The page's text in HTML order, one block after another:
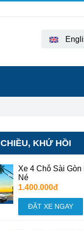
KHỨ HỒI
Xe 4 Chỗ Sài Gòn
Né
1.400.000đ
ĐẶT XE NGAY